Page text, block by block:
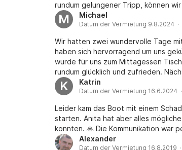
rundum gelungener Tripp, können
M Michael
Datum der Vermietung 9.8.2024
Wir hatten zwei wundervolle Tage
haben sich hervorragend um uns
wurde für uns zum Mittagessen
rundum glücklich und zufrieden.
nur mehr wie 5 Sterne geben.
K Katrin
Datum der Vermietung 16.6.2024
Leider kam das Boot mit einem
starten. Anita hat aber alles
konnten. 🙏 Die Kommunikation war
Alexander
Datum der Vermietung 16.8.2019